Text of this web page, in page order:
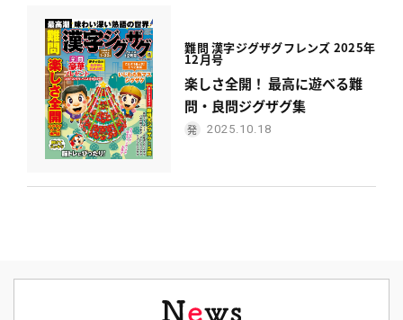
難問 漢字ジグザグフレンズ 2025年
12月号
楽しさ全開！ 最高に遊べる難
問・良問ジグザグ集
2025.10.18